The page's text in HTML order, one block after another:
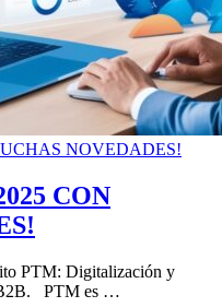
NOVEDADES!
CON
PTM: Digitalización y
B2B. PTM es …